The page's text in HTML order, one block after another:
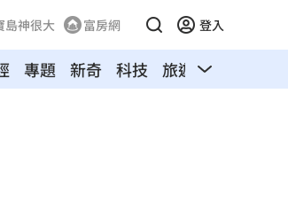
島神很大 富房網 登入
專題 新奇 科技 旅遊 汽車